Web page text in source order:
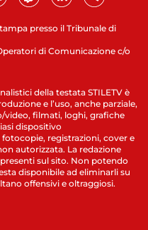
presso il Tribunale di
di Comunicazione c/o
della testata STILETV è
e l’uso, anche parziale,
filmati, loghi, grafiche
dispositivo
registrazioni, cover e
autorizzata. La redazione
sul sito. Non potendo
disponibile ad eliminarli su
offensivi e oltraggiosi.